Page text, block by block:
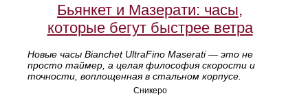
Бьянкет и Мазерати: часы,
которые бегут быстрее ветра
Новые часы Bianchet UltraFino Maserati — это не
просто таймер, а целая философия скорости и
точности, воплощенная в стальном корпусе.
Сникеро